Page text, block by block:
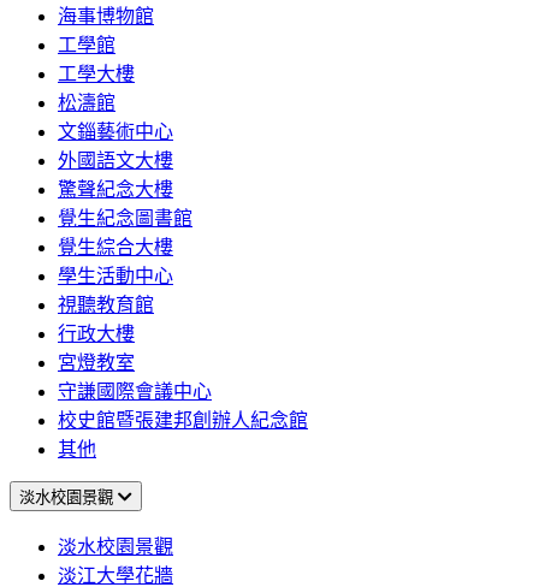
海事博物館
工學館
工學大樓
松濤館
文錙藝術中心
外國語文大樓
驚聲紀念大樓
覺生紀念圖書館
覺生綜合大樓
學生活動中心
視聽教育館
行政大樓
宮燈教室
守謙國際會議中心
校史館暨張建邦創辦人紀念館
其他
淡水校園景觀
淡水校園景觀
淡江大學花牆